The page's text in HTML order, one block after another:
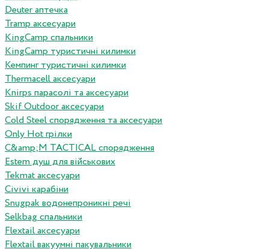
Deuter аптечка
Tramp аксесуари
KingCamp спальники
KingCamp туристичні килимки
Кемпинг туристичні килимки
Thermacell аксесуари
Knirps парасолі та аксесуари
Skif Outdoor аксесуари
Cold Steel спорядження та аксесуари
Only Hot грілки
C&amp;M TACTICAL спорядження
Estem душ для військових
Tekmat аксесуари
Сivivi карабіни
Snugpak водонепроникні речі
Selkbag спальники
Flextail аксесуари
Flextail вакуумні пакувальники